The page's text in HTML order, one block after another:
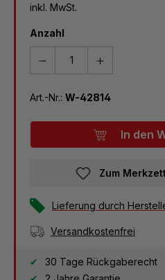
inkl. MwSt.
Anzahl
Art.-Nr.: W-42814
In den
Zum
Lieferung durch
Versandkostenfrei
30 Tage Rückgaberecht